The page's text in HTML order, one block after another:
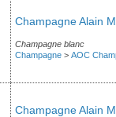
Champagne Alain
Champagne blanc
Champagne > AOC
Champagne Alain